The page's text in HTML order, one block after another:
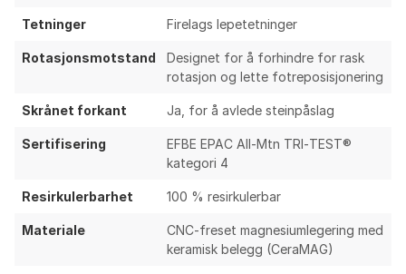
Tetninger Firelags lepetetninger
Rotasjonsmotstand
Designet for å forhindre for rask
rotasjon og lette fotreposisjonering
Skrånet forkant Ja, for å avlede steinpåslag
Sertifisering
EFBE EPAC All‑Mtn TRI‑TEST®
kategori 4
Resirkulerbarhet 100 % resirkulerbar
Materiale
CNC-freset magnesiumlegering med
keramisk belegg (CeraMAG)